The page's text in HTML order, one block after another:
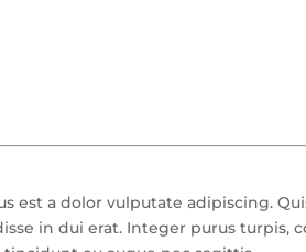
est a dolor vulputate adipiscing.
in dui erat. Integer purus turpis,